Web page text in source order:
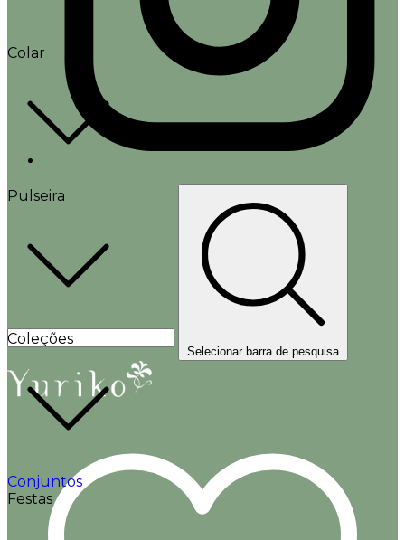
Colar
Pulseira
Coleções
Conjuntos
Festas
Selecionar barra de pesquisa